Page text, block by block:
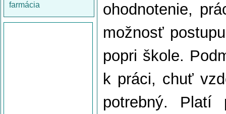
farmácia
ohodnotenie,
možnosť
popri škole.
k práci, chuť
potrebný. Platí